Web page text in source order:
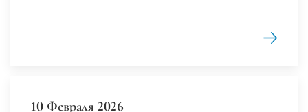
10 Февраля 2026